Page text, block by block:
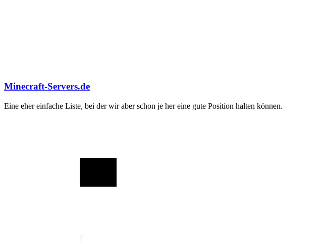
Minecraft-Servers.de
Eine eher einfache Liste, bei der wir aber schon je her eine gute Position halten können.